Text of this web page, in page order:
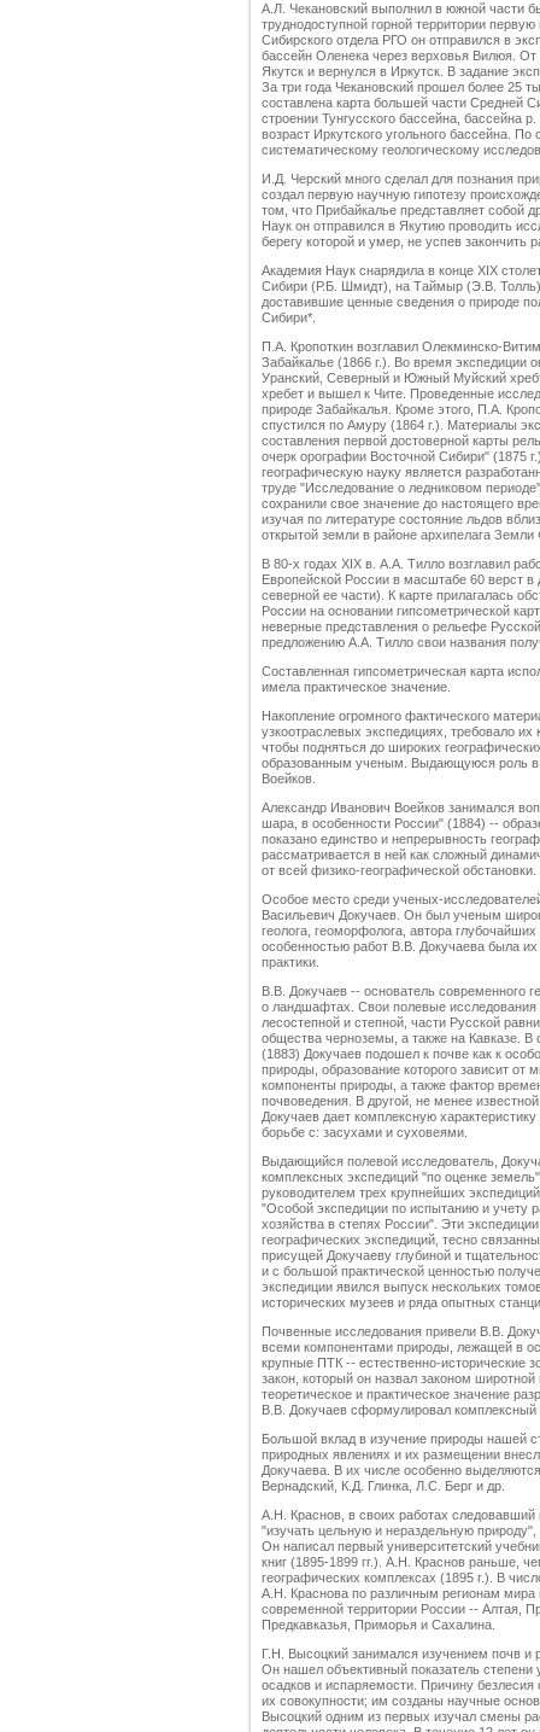
А.Л. Чекановский выполнил в южной части
труднодоступной горной территории
Сибирского отдела РГО он отправился в
бассейн Оленека через верховья Вилюя.
Якутск и вернулся в Иркутск. В задание
За три года Чекановский прошел более 25
составлена карта большей части Средней
строении Тунгусского бассейна, бассейна
возраст Иркутского угольного бассейна.
систематическому геологическому
И.Д. Черский много сделал для познания
создал первую научную гипотезу
том, что Прибайкалье представляет собой
Наук он отправился в Якутию проводить
берегу которой и умер, не успев закончить
Академия Наук снарядила в конце XIX
Сибири (Р.Б. Шмидт), на Таймыр (Э.В.
доставившие ценные сведения о природе
Сибири*.
П.А. Кропоткин возглавил Олекминско-
Забайкалье (1866 г.). Во время экспедиции
Уранский, Северный и Южный Муйский
хребет и вышел к Чите. Проведенные
природе Забайкалья. Кроме этого, П.А.
спустился по Амуру (1864 г.). Материалы
составления первой достоверной карты
очерк орографии Восточной Сибири" (1875
географическую науку является
труде "Исследование о ледниковом
сохранили свое значение до настоящего
изучая по литературе состояние льдов
открытой земли в районе архипелага
В 80-х годах XIX в. А.А. Тилло возглавил
Европейской России в масштабе 60 верст
северной ее части). К карте прилагалась
России на основании гипсометрической
неверные представления о рельефе
предложению А.А. Тилло свои названия
Составленная гипсометрическая карта
имела практическое значение.
Накопление огромного фактического
узкоотраслевых экспедициях, требовало их
чтобы подняться до широких
образованным ученым. Выдающуюся роль в
Воейков.
Александр Иванович Воейков занимался
шара, в особенности России" (1884) --
показано единство и непрерывность
рассматривается в ней как сложный
от всей физико-географической обстановки.
Особое место среди ученых-
Васильевич Докучаев. Он был ученым
геолога, геоморфолога, автора
особенностью работ В.В. Докучаева была
практики.
В.В. Докучаев -- основатель современного
о ландшафтах. Свои полевые
лесостепной и степной, части Русской
общества черноземы, а также на Кавказе.
(1883) Докучаев подошел к почве как к
природы, образование которого зависит
компоненты природы, а также фактор
почвоведения. В другой, не менее
Докучаев дает комплексную
борьбе с: засухами и суховеями.
Выдающийся полевой исследователь,
комплексных экспедиций "по оценке
руководителем трех крупнейших
"Особой экспедиции по испытанию и учету
хозяйства в степях России". Эти
географических экспедиций, тесно
присущей Докучаеву глубиной и
и с большой практической ценностью
экспедиции явился выпуск нескольких
исторических музеев и ряда опытных
Почвенные исследования привели В.В.
всеми компонентами природы, лежащей в
крупные ПТК -- естественно-исторические
закон, который он назвал законом
теоретическое и практическое значение
В.В. Докучаев сформулировал комплексный
Большой вклад в изучение природы нашей
природных явлениях и их размещении
Докучаева. В их числе особенно
Вернадский, К.Д. Глинка, Л.С. Берг и др.
А.Н. Краснов, в своих работах следовавший
"изучать цельную и нераздельную
Он написал первый университетский
книг (1895-1899 гг.). А.Н. Краснов раньше,
географических комплексах (1895 г.). В
А.Н. Краснова по различным регионам мира
современной территории России -- Алтая,
Предкавказья, Приморья и Сахалина.
Г.Н. Высоцкий занимался изучением почв и
Он нашел объективный показатель степени
осадков и испаряемости. Причину
их совокупности; им созданы научные
Высоцкий одним из первых изучал смены